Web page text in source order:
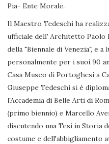
Pia- Ente Morale.
Il Maestro Tedeschi ha
ufficiale dell' Architetto
della "Biennale di Venezia", e
personalmente per i suoi 90
Casa Museo di Portoghesi a
Giuseppe Tedeschi si è
l'Accademia di Belle Arti di
(primo biennio) e Marcello
discutendo una Tesi in Storia
costume e dell'abbigliamento